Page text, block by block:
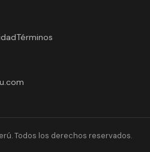
Términos
Todos los derechos reservados.